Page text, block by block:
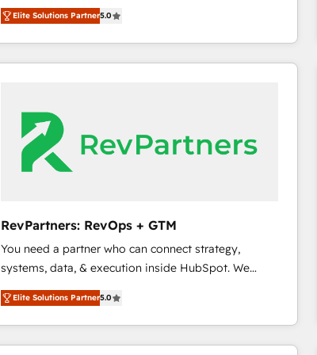
HubSpot大百科 出版 CRM・AI活用に関するご相談、現
growth. As a triple-accredited HubSpot Solutions
Partner, we specialize in both strategic RevOps
planning and hands-on technical execution - building
the operational foundation companies need to
Franchises - Professional Services - And more! How
we help: ✔️ Full HubSpot implementations and portal
optimization ✔️ Data migrations, CRM architecture,
and reporting foundations ✔️ Custom integrations
based engagements and ongoing RevOps
partnerships, we guide organizations through the
revenue maturity model - delivering the right
improvements at the right time so operations
evolve strategically and sustainably as the business
grows.
Elite Solutions Partner5.0
RevPartners: RevOps + GTM
You need a partner who can connect strategy,
systems, data, & execution inside HubSpot. We
bridge the gap where most agencies fall short by
combining GTM strategy with technical execution to
solve the right problem with the right solution. As the
only firm in the world to hold Elite Partner
Elite Solutions Partner5.0